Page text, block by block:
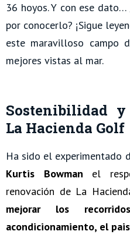
36 hoyos. Y con ese
por conocerlo? ¡Sigue
este maravilloso campo
mejores vistas al mar.
Sostenibilidad
La Hacienda Golf
Ha sido el experimentado
Kurtis Bowman el
renovación de La
mejorar los
acondicionamiento, el